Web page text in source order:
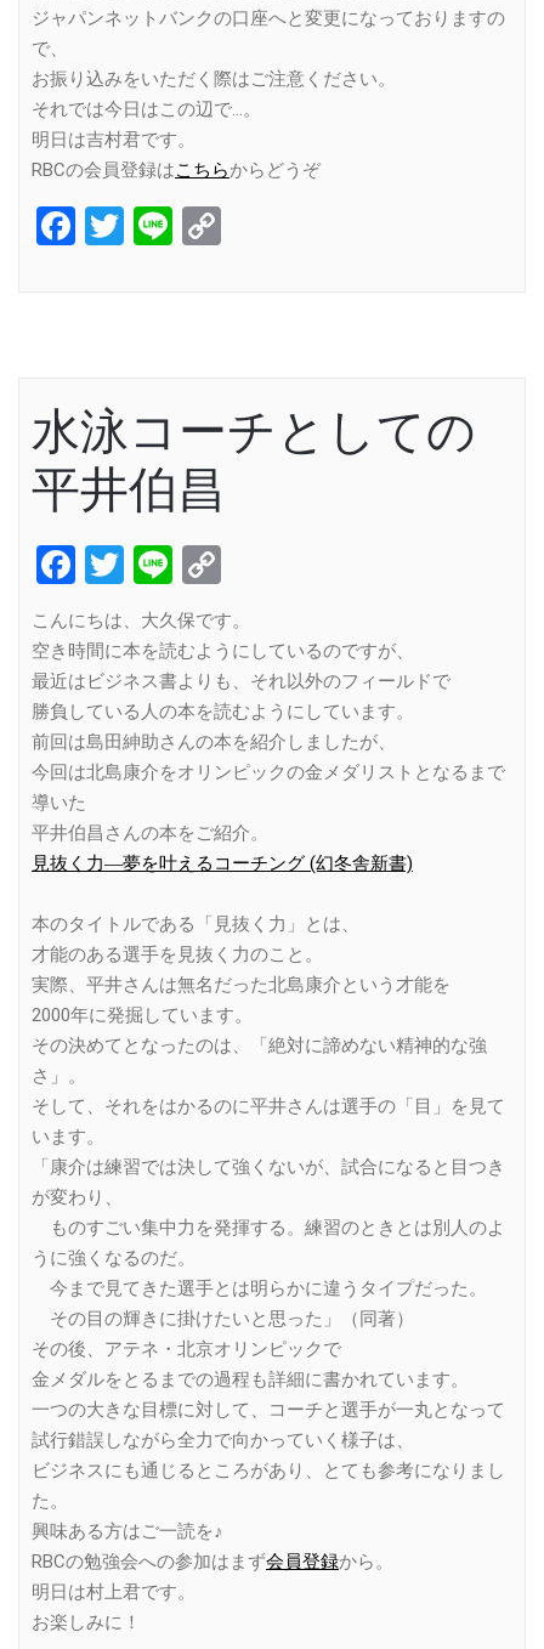
ジャパンネットバンクの口座へと変更になっておりますの
で、
お振り込みをいただく際はご注意ください。
それでは今日はこの辺で…。
明日は吉村君です。
RBCの会員登録はこちらからどうぞ
Facebook
Twitter
Line
水泳コーチとしての
平井伯昌
Facebook
Twitter
Line
Link
こんにちは、大久保です。
空き時間に本を読むようにしているのですが、
最近はビジネス書よりも、それ以外のフィールドで
勝負している人の本を読むようにしています。
前回は島田紳助さんの本を紹介しましたが、
今回は北島康介をオリンピックの金メダリストとなるまで
導いた
平井伯昌さんの本をご紹介。
見抜く力―夢を叶えるコーチング (幻冬舎新書)
本のタイトルである「見抜く力」とは、
才能のある選手を見抜く力のこと。
実際、平井さんは無名だった北島康介という才能を
2000年に発掘しています。
その決めてとなったのは、「絶対に諦めない精神的な強
さ」。
そして、それをはかるのに平井さんは選手の「目」を見て
います。
「康介は練習では決して強くないが、試合になると目つき
が変わり、
ものすごい集中力を発揮する。練習のときとは別人のよ
うに強くなるのだ。
今まで見てきた選手とは明らかに違うタイプだった。
その目の輝きに掛けたいと思った」（同著）
その後、アテネ・北京オリンピックで
金メダルをとるまでの過程も詳細に書かれています。
一つの大きな目標に対して、コーチと選手が一丸となって
試行錯誤しながら全力で向かっていく様子は、
ビジネスにも通じるところがあり、とても参考になりまし
た。
興味ある方はご一読を♪
RBCの勉強会への参加はまず会員登録から。
明日は村上君です。
お楽しみに！